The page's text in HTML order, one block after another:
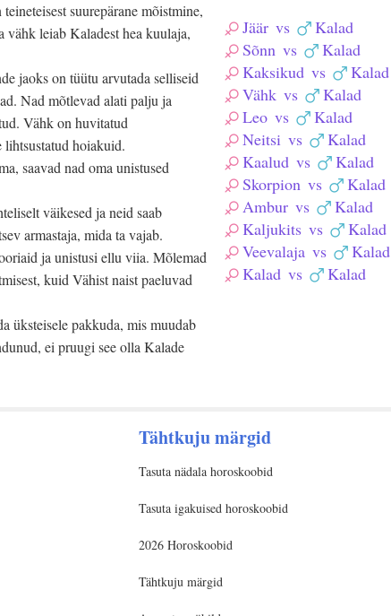
suurepärane mõistmine,
vähk leiab Kaladest hea kuulaja,
jaoks on tüütu arvutada selliseid
Nad mõtlevad alati palju ja
Vähk on huvitatud
lihtsustatud hoiakuid.
saavad nad oma unistused
väikesed ja neid saab
armastaja, mida ta vajab.
ja unistusi ellu viia. Mõlemad
kuid Vähist naist paeluvad
üksteisele pakkuda, mis muudab
ei pruugi see olla Kalade
Jäär vs
Kalad
Sõnn vs
Kalad
Kaksikud vs
Kalad
Vähk vs
Kalad
Leo vs
Kalad
Neitsi vs
Kalad
Kaalud vs
Kalad
Skorpion vs
Kalad
Ambur vs
Kalad
Kaljukits vs
Kalad
Veevalaja vs
Kalad
Kalad vs Kalad
Tähtkuju märgid
Tasuta nädala horoskoobid
Tasuta igakuised horoskoobid
2026 Horoskoobid
Tähtkuju märgid